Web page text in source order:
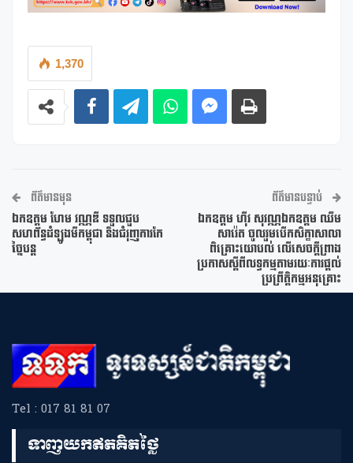
1,370
ព័ត៌មានមុន
ឯកឧត្តម ហែម វណ្ណឌី ទទួលជួប
សហព័ន្ធដំឡូងមីកម្ពុជា និងជំរុញការកែ
ច្នៃបន្ត
ព័ត៌មានបន្ទាប់
ឯកឧត្តម ហ៊ីវ សុវណ្ណឯកឧត្តម ឈឹម
សារ៉េត ចូលរួមបើកសិក្ខាសាលា
ពិគ្រោះយោបល់ លើសេចក្តីព្រាង
ប្រកាសស្តីពីលទ្ធកម្មតាមរយៈការផ្តល់
ប្រព្រឹត្តិកម្មអនុគ្រោះ
Tel : 017 81 81 07
ទាញយកឥតគិតថ្លៃ